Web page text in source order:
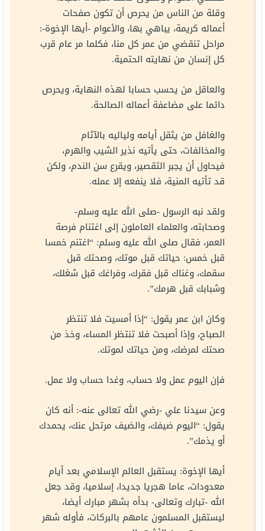
وقلة من الناس من يحرص أن تكون صفحات
أعماله كريمة، يباهي بها، والأعوام -أيها الإخوة-:
مراحل تنقضي من عمر كل منا، فكلما مر عام قرب
كل إنسان من نهايته الحتمية.
والعاقل من يحسب حسابا لهذه النهاية، ويحرص
دائما على مضاعفة أعماله الصالحة.
والغافل من يثقل أيامه ولياليه بالآثام
والمخالفات، حتى يأتيه نذير الشيب والهرم،
فيحاول أن يجبر التقصير، ويقرع سن الندم، ولكن
قد تأتيه المنية، فلا ينفعه إلا عمله.
ولقد نبه الرسول -صلى الله عليه وسلم-
وصحابته، والعلماء العاملون إلى اغتنام فرصة
العمر، فقال صلى الله عليه وسلم: “اغتنم خمسا
قبل خمس: حياتك قبل موتك، وصحتك قبل
سقمك، وغناك قبل فقرك، وفراغك قبل شغلك،
وشبابك قبل هرمك”.
وكان ابن عمر يقول: “إذا أمسيت فلا تنتظر
الصباح، وإذا أصبحت فلا تنتظر المساء، وخذ من
صحتك لمرضك، ومن حياتك لموتك.
فإن اليوم عمل ولا حساب، وغدا حساب ولا عمل.
وعن سيدنا علي -رضي الله تعالى عنه-: أنه كان
يقول: “اليوم ضيفك، والضيف مرتحل عنك، يحمدك
أو يذمك”.
أيها الإخوة: يستقبل العالم الإسلامي بعد أيام
معدودات، عاما هجريا جديدا، إسلاميا، وقد جعل
الله -تبارك وتعالى- بدأه بشهر مبارك أيضا،
ليستقبل المسلمون عامهم بالبركات، فأوله شهر